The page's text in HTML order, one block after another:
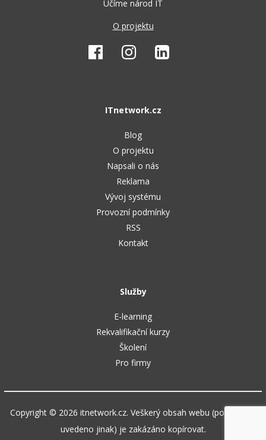
Učíme národ IT
O projektu
ITnetwork.cz
Blog
O projektu
Napsali o nás
Reklama
Vývoj systému
Provozní podmínky
RSS
Kontakt
Služby
E-learning
Rekvalifikační kurzy
Školení
Pro firmy
Copyright © 2026 itnetwork.cz. Veškerý obsah webu (pokud není
uvedeno jinak) je zakázáno kopírovat.